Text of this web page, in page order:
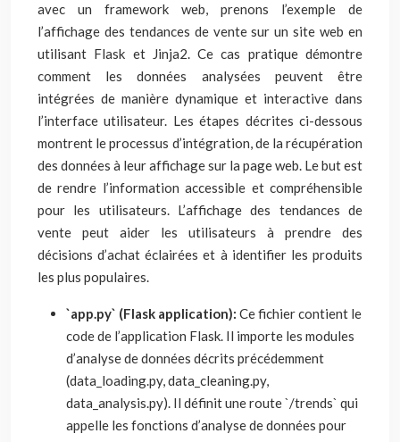
avec un framework web, prenons l’exemple de
l’affichage des tendances de vente sur un site web en
utilisant Flask et Jinja2. Ce cas pratique démontre
comment les données analysées peuvent être
intégrées de manière dynamique et interactive dans
l’interface utilisateur. Les étapes décrites ci-dessous
montrent le processus d’intégration, de la récupération
des données à leur affichage sur la page web. Le but est
de rendre l’information accessible et compréhensible
pour les utilisateurs. L’affichage des tendances de
vente peut aider les utilisateurs à prendre des
décisions d’achat éclairées et à identifier les produits
les plus populaires.
`app.py` (Flask application): Ce fichier contient le
code de l’application Flask. Il importe les modules
d’analyse de données décrits précédemment
(data_loading.py, data_cleaning.py,
data_analysis.py). Il définit une route `/trends` qui
appelle les fonctions d’analyse de données pour